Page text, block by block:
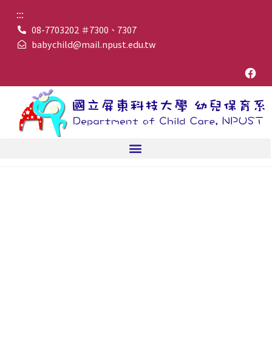
:::
08-7703202 ＃7300、7307
babychild@mail.npust.edu.tw